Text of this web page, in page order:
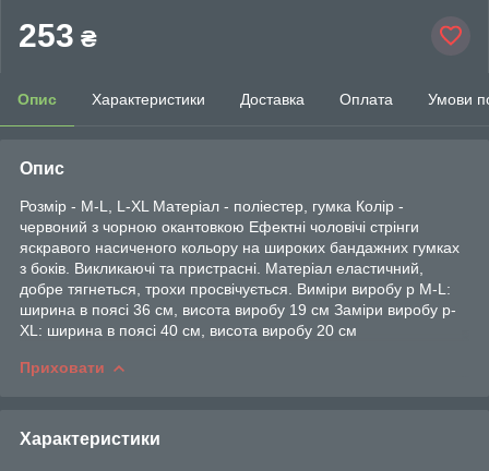
253 ₴
Опис Характеристики Доставка Оплата Умови
Опис
Розмір - M-L, L-XL Матеріал - поліестер, гумка Колір -
червоний з чорною окантовкою Ефектні чоловічі стрінги
яскравого насиченого кольору на широких бандажних гумках
з боків. Викликаючі та пристрасні. Матеріал еластичний,
добре тягнеться, трохи просвічується. Виміри виробу р M-L:
ширина в поясі 36 см, висота виробу 19 см Заміри виробу р-
XL: ширина в поясі 40 см, висота виробу 20 см
Приховати
Характеристики